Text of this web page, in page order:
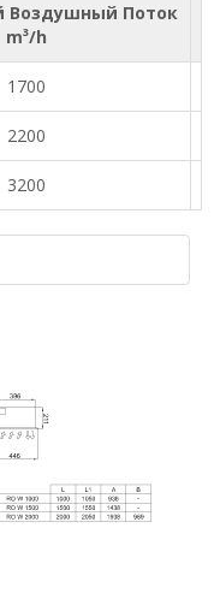
Воздушный Поток
m³/h
1700
2200
3200